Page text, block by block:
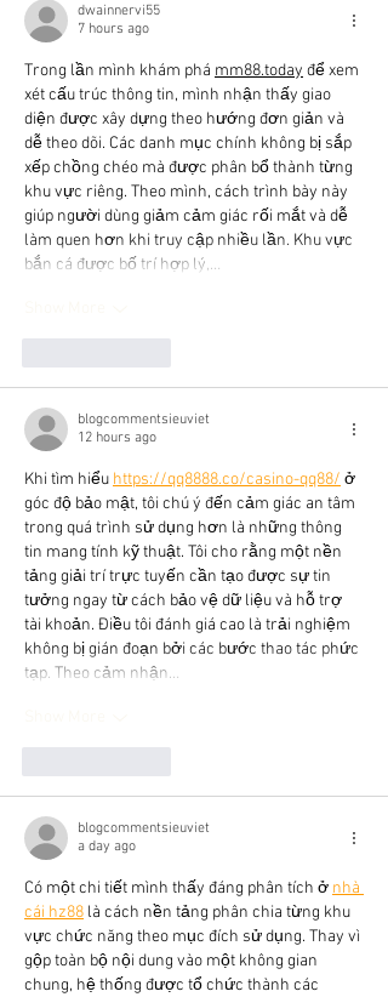
dwainnervi55
7 hours ago
Trong lần mình khám phá mm88.today để xem
xét cấu trúc thông tin, mình nhận thấy giao
diện được xây dựng theo hướng đơn giản và
dễ theo dõi. Các danh mục chính không bị sắp
xếp chồng chéo mà được phân bổ thành từng
khu vực riêng. Theo mình, cách trình bày này
giúp người dùng giảm cảm giác rối mắt và dễ
làm quen hơn khi truy cập nhiều lần. Khu vực
bắn cá được bố trí hợp lý,…
blogcommentsieuviet
12 hours ago
Khi tìm hiểu https://qq8888.co/casino-qq88/ ở
góc độ bảo mật, tôi chú ý đến cảm giác an tâm
trong quá trình sử dụng hơn là những thông
tin mang tính kỹ thuật. Tôi cho rằng một nền
tảng giải trí trực tuyến cần tạo được sự tin
tưởng ngay từ cách bảo vệ dữ liệu và hỗ trợ
tài khoản. Điều tôi đánh giá cao là trải nghiệm
không bị gián đoạn bởi các bước thao tác phức
tạp. Theo cảm nhận…
blogcommentsieuviet
a day ago
Có một chi tiết mình thấy đáng phân tích ở nhà
cái hz88 là cách nền tảng phân chia từng khu
vực chức năng theo mục đích sử dụng. Thay vì
gộp toàn bộ nội dung vào một không gian
chung, hệ thống được tổ chức thành các